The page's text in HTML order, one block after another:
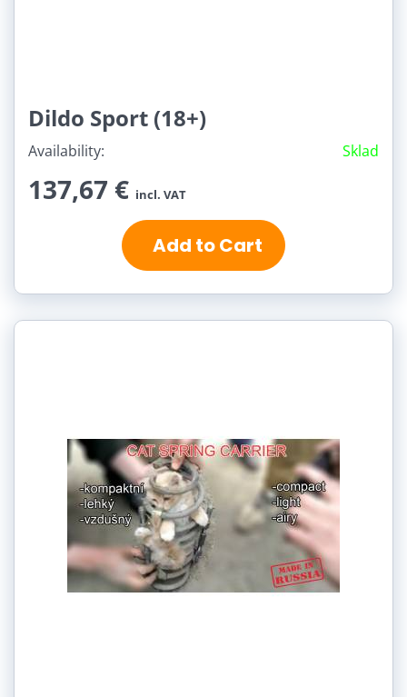
Dildo Sport (18+)
Availability: Sklad
137,67 € incl. VAT
Add to Cart